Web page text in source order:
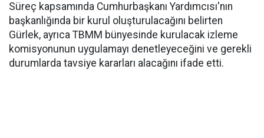
Süreç kapsamında Cumhurbaşkanı Yardımcısı'nın
başkanlığında bir kurul oluşturulacağını belirten
Gürlek, ayrıca TBMM bünyesinde kurulacak izleme
komisyonunun uygulamayı denetleyeceğini ve gerekli
durumlarda tavsiye kararları alacağını ifade etti.